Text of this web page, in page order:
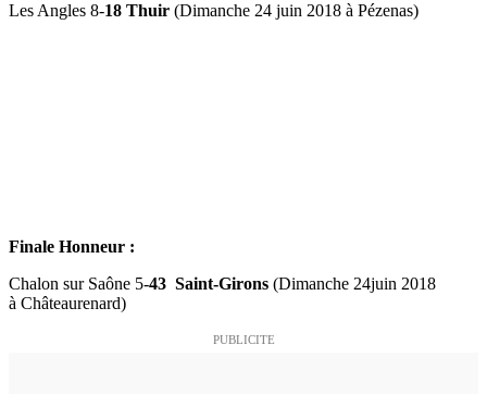
Les Angles 8-18 Thuir (Dimanche 24 juin 2018 à Pézenas)
Finale Honneur :
Chalon sur Saône 5-43 Saint-Girons (Dimanche 24juin 2018
à Châteaurenard)